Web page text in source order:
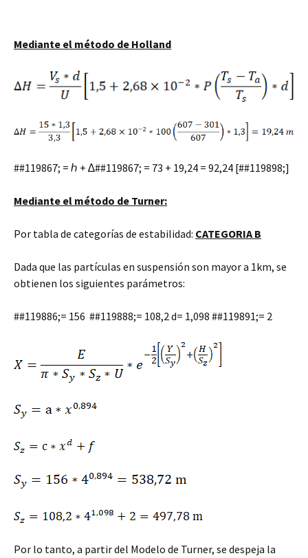
Mediante el método de Holland
##119867; = ℎ + ∆##119867; = 73 + 19,24 = 92,24 [##119898;]
Mediante el método de Turner:
Por tabla de categorías de estabilidad: CATEGORIA B
Dada que las partículas en suspensión son mayor a 1km, se
obtienen los siguientes parámetros:
##119886;= 156 ##119888;= 108,2 d= 1,098 ##119891;= 2
Por lo tanto, a partir del Modelo de Turner, se despeja la